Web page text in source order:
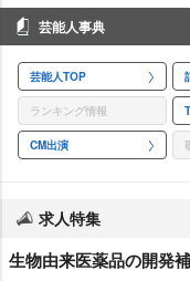
芸能人事典
芸能人TOP
ランキング情報
CM出演
求人特集
生物由来医薬品の開発